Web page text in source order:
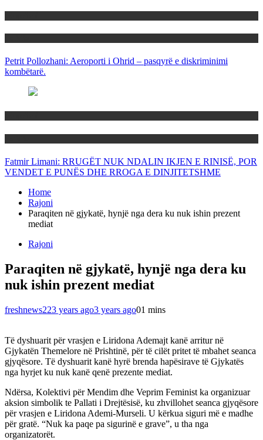
Petrit Pollozhani: Aeroporti i Ohrid – pasqyrë e diskriminimi
kombëtarë.
Fatmir Limani: RRUGËT NUK NDALIN IKJEN E RINISË, POR
VENDET E PUNËS DHE RROGA E DINJITETSHME
Home
Rajoni
Paraqiten në gjykatë, hynjë nga dera ku nuk ishin prezent
mediat
Rajoni
Paraqiten në gjykatë, hynjë nga dera ku
nuk ishin prezent mediat
freshnews223 years ago3 years ago01 mins
Të dyshuarit për vrasjen e Liridona Ademajt kanë arritur në
Gjykatën Themelore në Prishtinë, për të cilët pritet të mbahet seanca
gjyqësore. Të dyshuarit kanë hyrë brenda hapësirave të Gjykatës
nga hyrjet ku nuk kanë qenë prezente mediat.
Ndërsa, Kolektivi për Mendim dhe Veprim Feminist ka organizuar
aksion simbolik te Pallati i Drejtësisë, ku zhvillohet seanca gjyqësore
për vrasjen e Liridona Ademi-Murseli. U kërkua siguri më e madhe
për gratë. “Nuk ka paqe pa sigurinë e grave”, u tha nga
organizatorët.